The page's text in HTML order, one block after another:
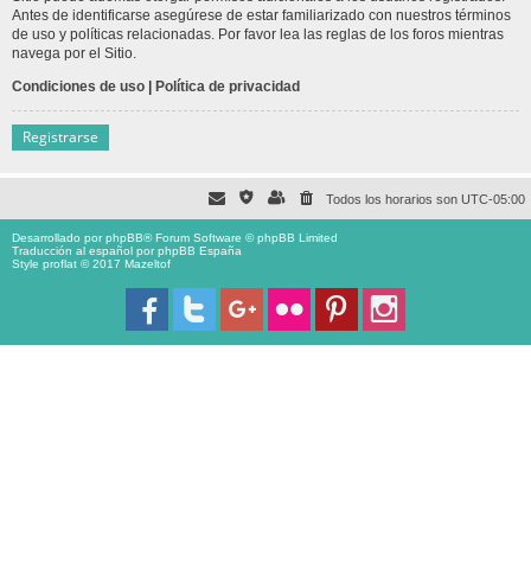
Antes de identificarse asegúrese de estar familiarizado con nuestros términos
de uso y políticas relacionadas. Por favor lea las reglas de los foros mientras
navega por el Sitio.
Condiciones de uso | Política de privacidad
Registrarse
Todos los horarios son UTC-05:00
Desarrollado porphpBB® Forum Software © phpBB Limited
Traducción al español porphpBB España
Style proflat © 2017 Mazeltof